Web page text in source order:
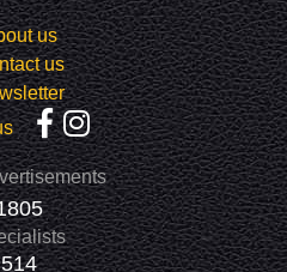
us
us
514